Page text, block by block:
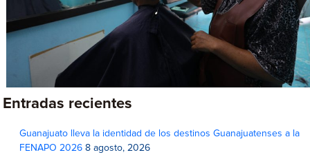
Entradas recientes
Guanajuato lleva la identidad de los destinos Guanajuatenses a la
FENAPO 2026 8 agosto, 2026